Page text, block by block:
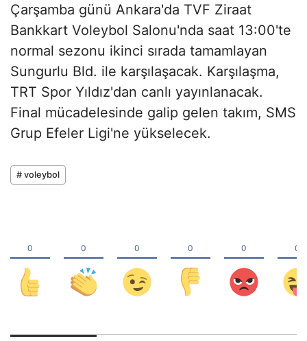
Çarşamba günü Ankara'da TVF Ziraat
Bankkart Voleybol Salonu'nda saat 13:00'te
normal sezonu ikinci sırada tamamlayan
Sungurlu Bld. ile karşılaşacak. Karşılaşma,
TRT Spor Yıldız'dan canlı yayınlanacak.
Final mücadelesinde galip gelen takım, SMS
Grup Efeler Ligi'ne yükselecek.
# voleybol